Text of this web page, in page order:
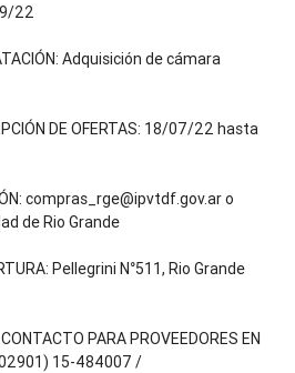
22
Adquisición de cámara
DE OFERTAS: 18/07/22 hasta
compras_rge@ipvtdf.gov.ar o
de Rio Grande
Pellegrini N°511, Rio Grande
PARA PROVEEDORES EN
15-484007 /